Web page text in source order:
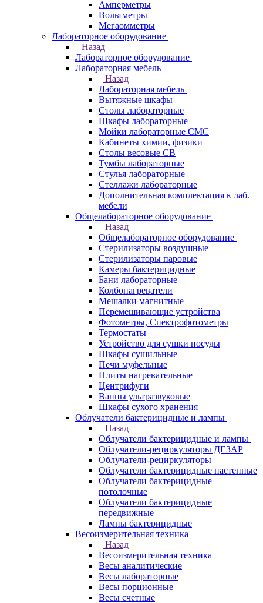
Амперметры
Вольтметры
Мегаомметры
Лабораторное оборудование
Назад
Лабораторное оборудование
Лабораторная мебель
Назад
Лабораторная мебель
Вытяжные шкафы
Столы лабораторные
Шкафы лабораторные
Мойки лабораторные СМС
Кабинеты химии, физики
Столы весовые СВ
Тумбы лабораторные
Стулья лабораторные
Стеллажи лабораторные
Дополнительная комплектация к лаб.
мебели
Общелабораторное оборудование
Назад
Общелабораторное оборудование
Стерилизаторы воздушные
Стерилизаторы паровые
Камеры бактерицидные
Бани лабораторные
Колбонагреватели
Мешалки магнитные
Перемешивающие устройства
Фотометры, Спектрофотометры
Термостаты
Устройство для сушки посуды
Шкафы сушильные
Печи муфельные
Плиты нагревательные
Центрифуги
Ванны ультразвуковые
Шкафы сухого хранения
Облучатели бактерицидные и лампы
Назад
Облучатели бактерицидные и лампы
Облучатели-рециркуляторы ДЕЗАР
Облучатели-рециркуляторы
Облучатели бактерицидные настенные
Облучатели бактерицидные
потолочные
Облучатели бактерицидные
передвижные
Лампы бактерицидные
Весоизмерительная техника
Назад
Весоизмерительная техника
Весы аналитические
Весы лабораторные
Весы порционные
Весы счетные